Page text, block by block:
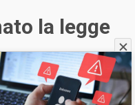
la legge
e beneficiando